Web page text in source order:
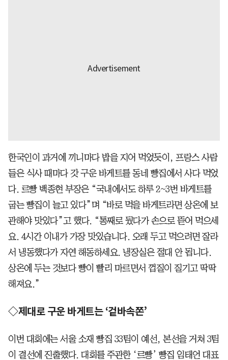
한국인이 과거에 끼니마다 밥을 지어 먹었듯이, 프랑스 사람
들은 식사 때마다 갓 구운 바게트를 동네 빵집에서 사다 먹었
다. 르빵 백종현 부장은 “국내에서도 하루 2~3번 바게트를
굽는 빵집이 늘고 있다”며 “바로 먹을 바게트라면 상온에 보
관해야 맛있다”고 했다. “통째로 뒀다가 손으로 뜯어 먹으세
요. 4시간 이내가 가장 맛있습니다. 오래 두고 먹으려면 잘라
서 냉동했다가 자연 해동하세요. 냉장실은 절대 안 됩니다.
상온에 두는 것보다 빵이 빨리 마르면서 껍질이 질기고 딱딱
해져요.”
◇제대로 구운 바게트는 ‘겉바속쫀’
이번 대회에는 서울 소재 빵집 33팀이 예선, 본선을 거쳐 3팀
이 결선에 진출했다. 대회를 주관한 ‘르빵’ 빵집 임태언 대표